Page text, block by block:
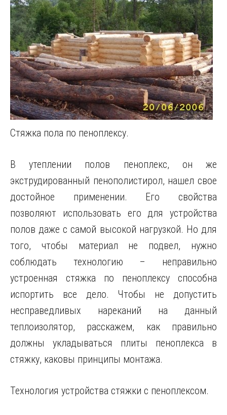
Стяжка пола по пеноплексу.
В утеплении полов пеноплекс, он же
экструдированный пенополистирол, нашел свое
достойное применении. Его свойства
позволяют использовать его для устройства
полов даже с самой высокой нагрузкой. Но для
того, чтобы материал не подвел, нужно
соблюдать технологию – неправильно
устроенная стяжка по пеноплексу способна
испортить все дело. Чтобы не допустить
несправедливых нареканий на данный
теплоизолятор, расскажем, как правильно
должны укладываться плиты пеноплекса в
стяжку, каковы принципы монтажа.
Технология устройства стяжки с пеноплексом.